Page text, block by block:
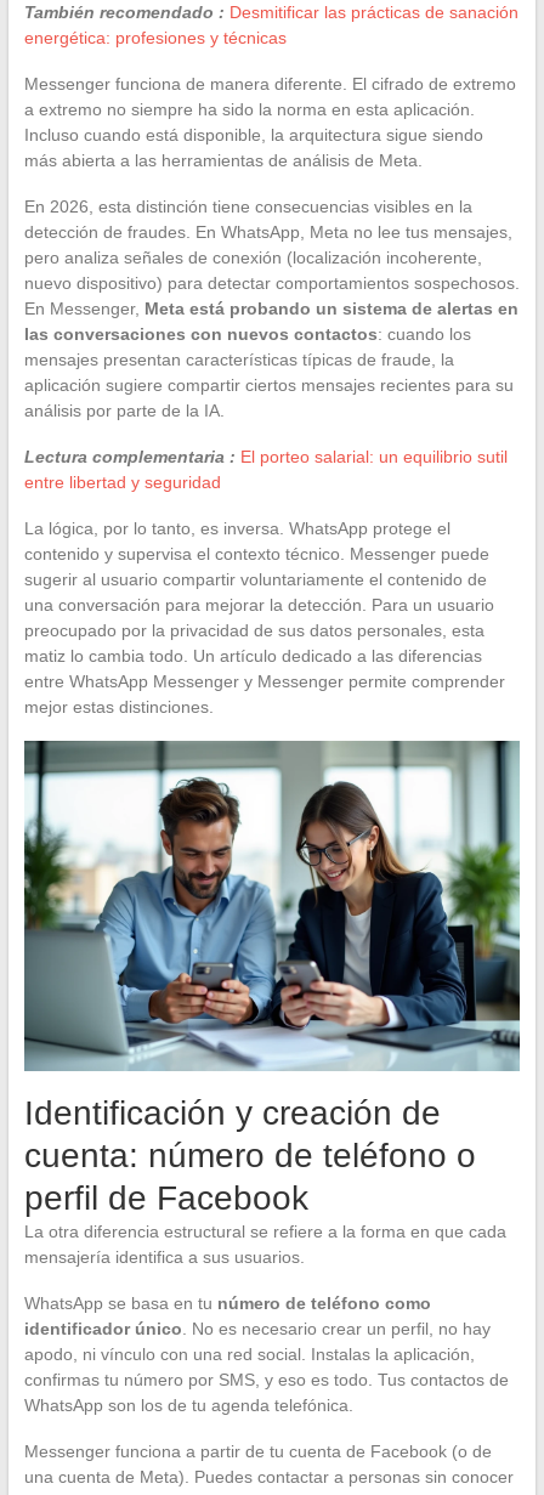
También recomendado : Desmitificar las prácticas de sanación
energética: profesiones y técnicas
Messenger funciona de manera diferente. El cifrado de extremo
a extremo no siempre ha sido la norma en esta aplicación.
Incluso cuando está disponible, la arquitectura sigue siendo
más abierta a las herramientas de análisis de Meta.
En 2026, esta distinción tiene consecuencias visibles en la
detección de fraudes. En WhatsApp, Meta no lee tus mensajes,
pero analiza señales de conexión (localización incoherente,
nuevo dispositivo) para detectar comportamientos sospechosos.
En Messenger, Meta está probando un sistema de alertas en
las conversaciones con nuevos contactos: cuando los
mensajes presentan características típicas de fraude, la
aplicación sugiere compartir ciertos mensajes recientes para su
análisis por parte de la IA.
Lectura complementaria : El porteo salarial: un equilibrio sutil
entre libertad y seguridad
La lógica, por lo tanto, es inversa. WhatsApp protege el
contenido y supervisa el contexto técnico. Messenger puede
sugerir al usuario compartir voluntariamente el contenido de
una conversación para mejorar la detección. Para un usuario
preocupado por la privacidad de sus datos personales, esta
matiz lo cambia todo. Un artículo dedicado a las diferencias
entre WhatsApp Messenger y Messenger permite comprender
mejor estas distinciones.
Identificación y creación de
cuenta: número de teléfono o
perfil de Facebook
La otra diferencia estructural se refiere a la forma en que cada
mensajería identifica a sus usuarios.
WhatsApp se basa en tu número de teléfono como
identificador único . No es necesario crear un perfil, no hay
apodo, ni vínculo con una red social. Instalas la aplicación,
confirmas tu número por SMS, y eso es todo. Tus contactos de
WhatsApp son los de tu agenda telefónica.
Messenger funciona a partir de tu cuenta de Facebook (o de
una cuenta de Meta). Puedes contactar a personas sin conocer